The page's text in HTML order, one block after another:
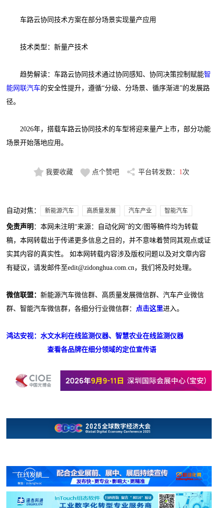
车路云协同技术方案在部分场景实现量产应用
技术类型：新量产技术
趋势解读：车路云协同技术通过协同感知、协同决策控制赋能智
能网联汽车的安全性提升，遵循“分级、分场景、循序渐进”的发展路
径。
2026年，搭载车路云协同技术的车型将迎来量产上市，部分功能
场景开始落地应用。
我要收藏 点个赞吧 平台转发数： 1 次
自动对焦： 新能源汽车 高质量发展 汽车产业 智能汽车
免责声明 ：本网未注明“来源：自动化网”的文/图等稿件均为转载
稿，本网转载出于传递更多信息之目的，并不意味着赞同其观点或证
实其内容的真实性。 如本网转载内容涉及版权问题以及对文章内容
有疑议，请发邮件至edit@zidonghua.com.cn，我们将及时处理。
微信联盟：新能源汽车微信群、高质量发展微信群、汽车产业微信
群、智能汽车微信群，各细分行业微信群：
点击这里进入。
鸿达安视：水文水利在线监测仪器、智慧农业在线监测仪器
查看各品牌在细分领域的定位宣传语